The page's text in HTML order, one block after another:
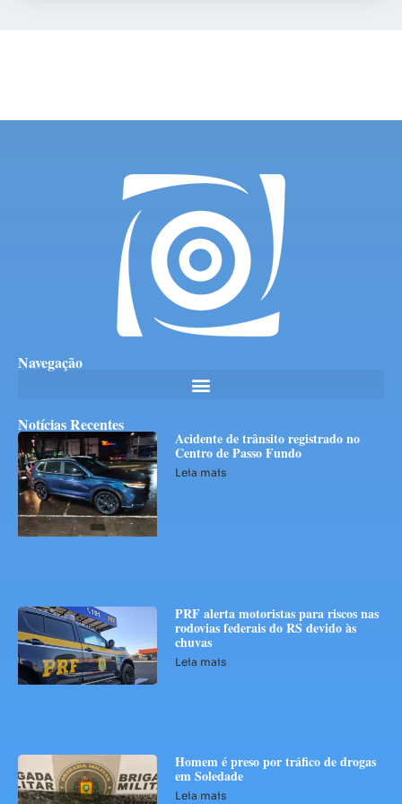
Navegação
Notícias Recentes
Acidente de trânsito registrado no
Centro de Passo Fundo
Leia mais
PRF alerta motoristas para riscos nas
rodovias federais do RS devido às
chuvas
Leia mais
Homem é preso por tráfico de drogas
em Soledade
Leia mais